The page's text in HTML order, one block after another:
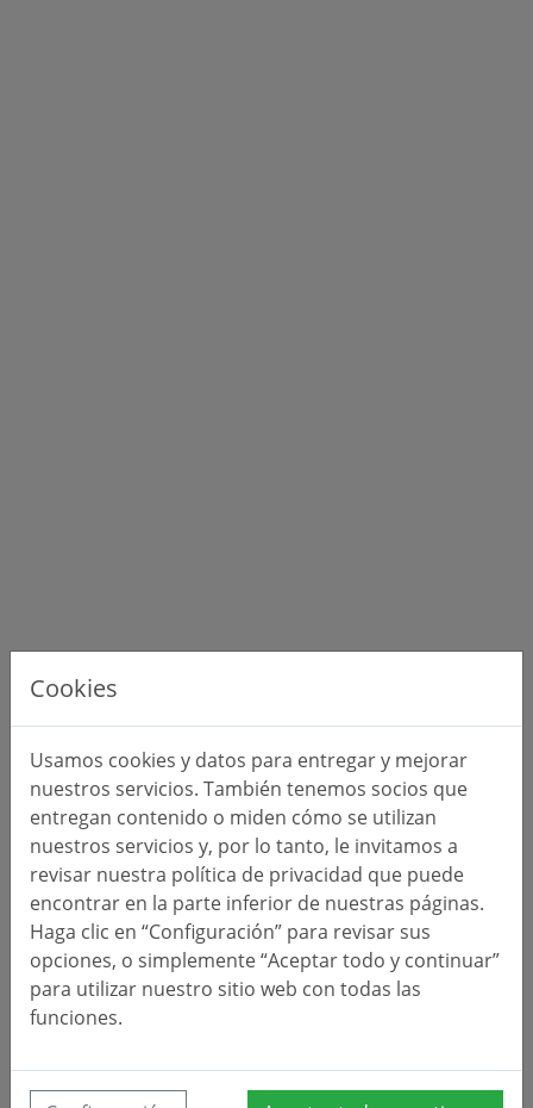
Cookies
Usamos cookies y datos para entregar y mejorar
nuestros servicios. También tenemos socios que
entregan contenido o miden cómo se utilizan
nuestros servicios y, por lo tanto, le invitamos a
revisar nuestra política de privacidad que puede
encontrar en la parte inferior de nuestras páginas.
Haga clic en “Configuración” para revisar sus
opciones, o simplemente “Aceptar todo y continuar”
para utilizar nuestro sitio web con todas las
funciones.